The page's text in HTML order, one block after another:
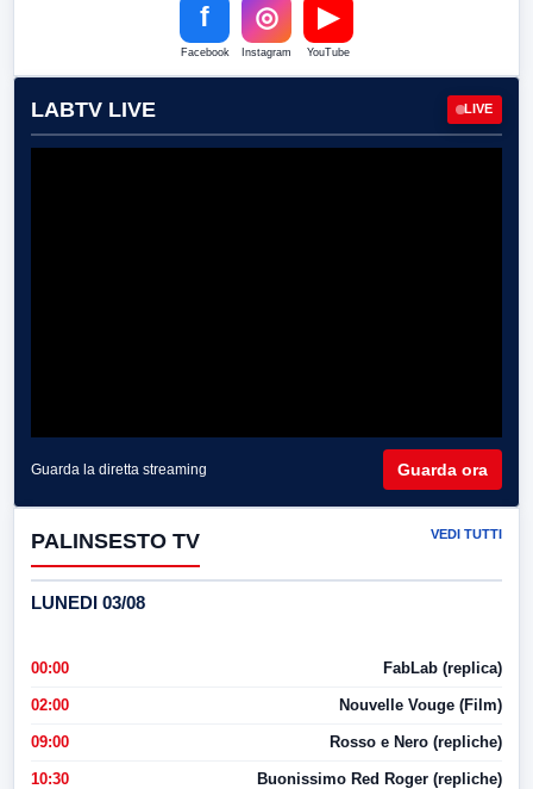
f
Facebook
◎
Instagram
▶
YouTube
LABTV LIVE LIVE
Guarda la diretta streaming Guarda ora
PALINSESTO TV VEDI TUTTI
LUNEDI 03/08
00:00 FabLab (replica)
02:00 Nouvelle Vouge (Film)
09:00 Rosso e Nero (repliche)
10:30 Buonissimo Red Roger (repliche)